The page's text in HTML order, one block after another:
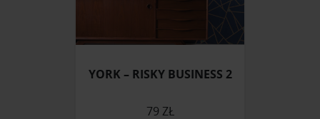
społecznościowym, reklamowym i analitycznym.
otrzymanymi od Ciebie lub uzyskanymi podczas
YORK – RISKY BUSINESS 2
79 ZŁ